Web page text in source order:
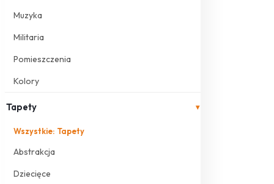
Muzyka
Militaria
Pomieszczenia
Kolory
Tapety ▾
Wszystkie: Tapety
Abstrakcja
Dziecięce